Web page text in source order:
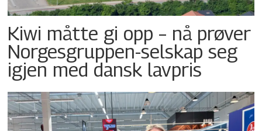
Kiwi måtte gi opp – nå prøver
Norgesgruppen-selskap seg
igjen med dansk lavpris